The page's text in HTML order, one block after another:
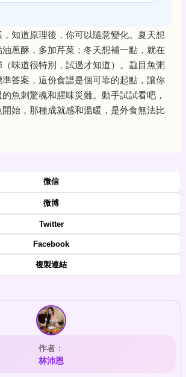
知道原理後，你可以隨意變化。夏天想
蔥酥，多加芹菜；冬天想補一點，就在
味道很特別，試過才知道）。蝨目魚粥
答案，這份食譜是個可靠的起點，讓你
魚刺驚魂和腥味災難。動手試試看吧，
始，那種成就感和溫暖，是外食無法比
微信
微博
Twitter
Facebook
複製連結
作者：
林沛恩